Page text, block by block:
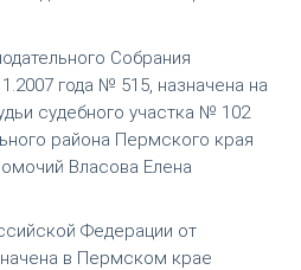
Собрания
года № 515, назначена на
судебного участка № 102
района Пермского края
Власова Елена
Федерации от
в Пермском крае